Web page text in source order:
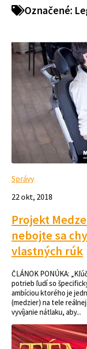
Označené:
Správy
22 okt, 2018
Projekt
nebojte sa
vlastných rúk
ČLÁNOK PONÚKA:
potrieb ľudí so
ambíciou ktorého je
(medzier) na tele
vyvíjanie nátlaku, aby...